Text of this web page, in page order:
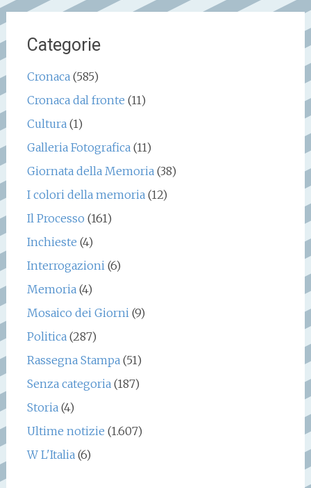
Categorie
Cronaca (585)
Cronaca dal fronte (11)
Cultura (1)
Galleria Fotografica (11)
Giornata della Memoria (38)
I colori della memoria (12)
Il Processo (161)
Inchieste (4)
Interrogazioni (6)
Memoria (4)
Mosaico dei Giorni (9)
Politica (287)
Rassegna Stampa (51)
Senza categoria (187)
Storia (4)
Ultime notizie (1.607)
W L'Italia (6)